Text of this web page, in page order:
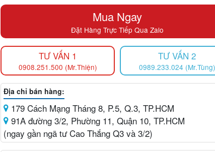
Mua Ngay
Đặt Hàng Trực Tiếp Qua Zalo
TƯ VẤN 1
0908.251.500 (Mr.Thiện)
TƯ VẤN 2
0989.233.024 (Mr.Tùng)
Địa chỉ bán hàng:
179 Cách Mạng Tháng 8, P.5, Q.3, TP.HCM
91A đường 3/2, Phường 11, Quận 10, TP.HCM
(ngay gần ngã tư Cao Thắng Q3 và 3/2)